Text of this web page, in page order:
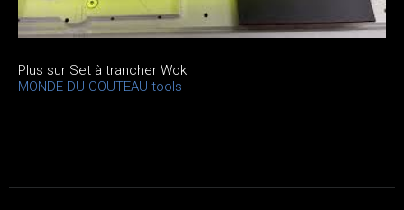
Plus sur Set à trancher Wok
MONDE DU COUTEAU tools